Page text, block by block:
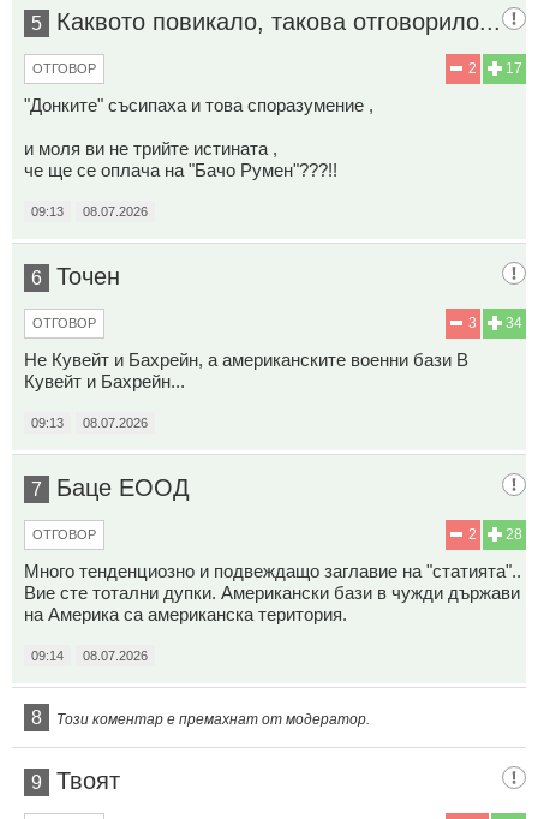
5 Каквото повикало, такова отговорило...
17
2
ОТГОВОР
"Донките" съсипаха и това споразумение ,
и моля ви не трийте истината ,
че ще се оплача на "Бачо Румен"???!!
09:13 08.07.2026
6 Точен
34
3
ОТГОВОР
Не Кувейт и Бахрейн, а американските военни бази В
Кувейт и Бахрейн...
09:13 08.07.2026
7 Баце ЕООД
28
2
ОТГОВОР
Много тенденциозно и подвеждащо заглавие на "статията"..
Вие сте тотални дупки. Американски бази в чужди държави
на Америка са американска територия.
09:14 08.07.2026
8 Този коментар е премахнат от модератор.
9 Твоят